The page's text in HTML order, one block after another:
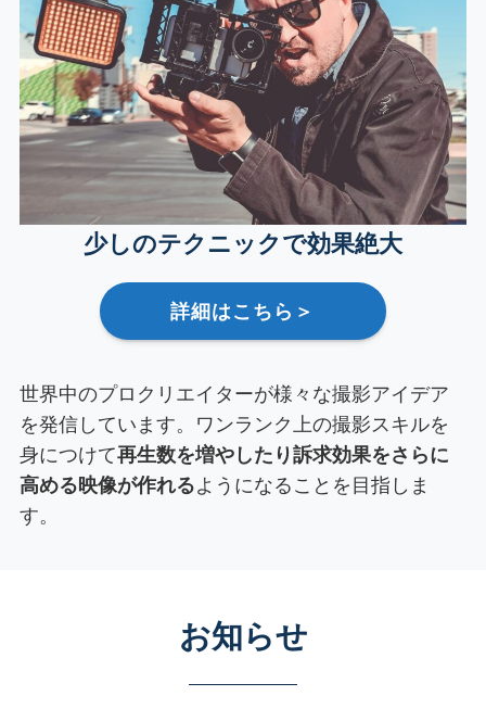
少しのテクニックで効果絶大
詳細はこちら＞
世界中のプロクリエイターが様々な撮影アイデア
を発信しています。ワンランク上の撮影スキルを
身につけて再生数を増やしたり訴求効果をさらに
高める映像が作れるようになることを目指しま
す。
お知らせ